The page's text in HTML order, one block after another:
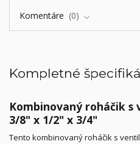
Komentáre
0
Kompletné
Kombinovaný roháčik
3/8" x 1/2" x 3/4"
Tento kombinovaný roháčik s